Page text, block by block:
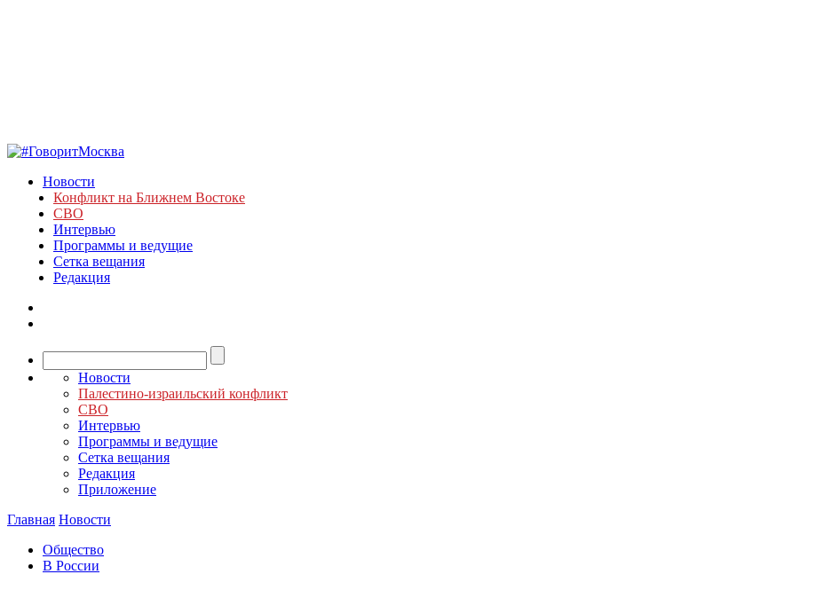
Новости
Конфликт на Ближнем Востоке
СВО
Интервью
Программы и ведущие
Сетка вещания
Редакция
Новости
Палестино-израильский конфликт
СВО
Интервью
Программы и ведущие
Сетка вещания
Редакция
Приложение
Главная Новости
Общество
В России